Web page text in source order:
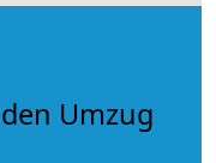
Umzug